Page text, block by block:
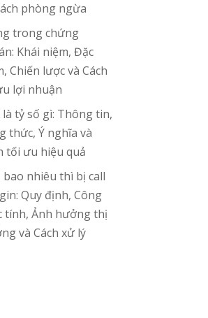
phòng ngừa
trong chứng
Khái niệm, Đặc
Chiến lược và Cách
lợi nhuận
là tỷ số gì: Thông tin,
thức, Ý nghĩa và
tối ưu hiệu quả
bao nhiêu thì bị call
Quy định, Công
tính, Ảnh hưởng thị
và Cách xử lý